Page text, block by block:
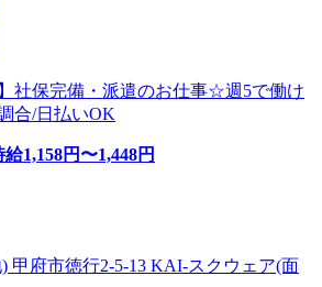
】社保完備・派遣のお仕事☆週5で働け
合/日払いOK
給1,158円〜1,448円
甲府市徳行2-5-13 KAI-スクウェア(面